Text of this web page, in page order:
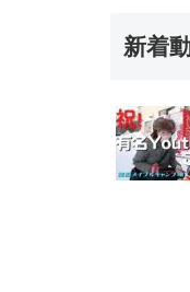
新着